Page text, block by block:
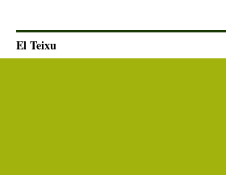
El Teixu